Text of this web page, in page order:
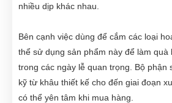
nhiều dịp khác nhau.
Bên cạnh việc dùng để cắm các loại
thể sử dụng sản phẩm này để làm quà
trong các ngày lễ quan trọng. Bộ phận
kỹ từ khâu thiết kế cho đến giai đoạn
có thể yên tâm khi mua hàng.